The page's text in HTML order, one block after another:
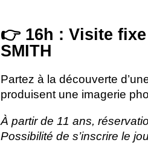
👉 16h : Visite
SMITH
Partez à la découverte
produisent une imagerie
À partir de 11 ans,
Possibilité de s’inscrire le